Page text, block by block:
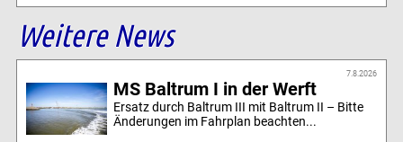
Weitere News
7.8.2026
MS Baltrum I in der Werft
Ersatz durch Baltrum III mit Baltrum II – Bitte
Änderungen im Fahrplan beachten...